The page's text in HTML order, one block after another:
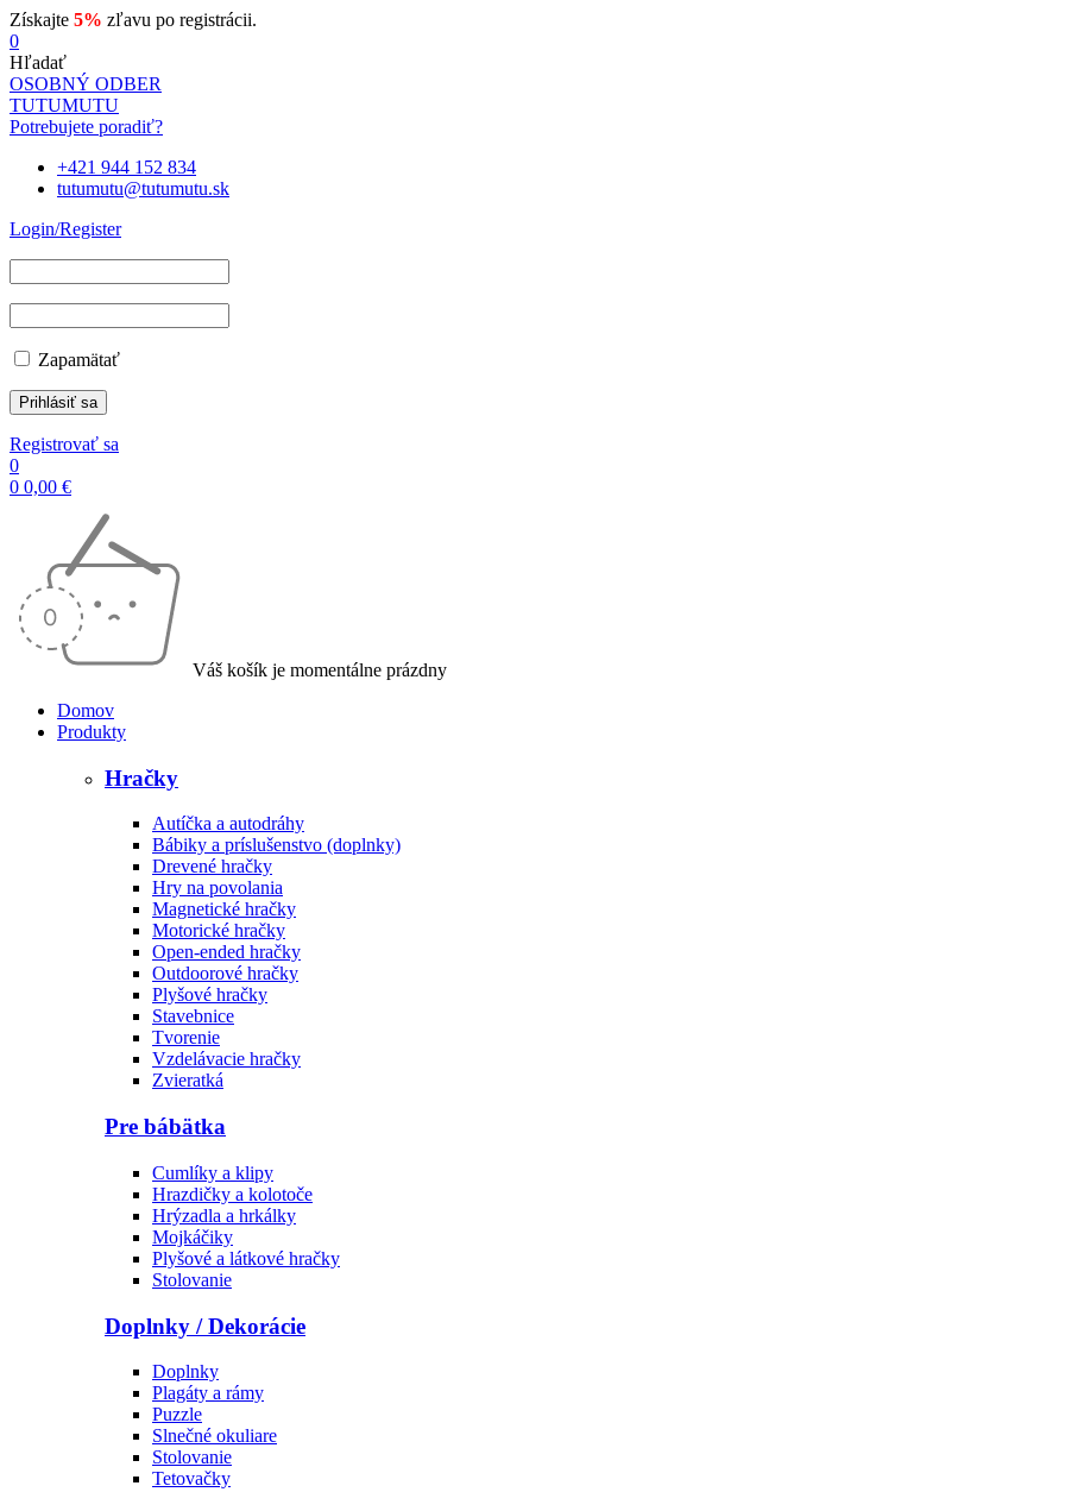
Získajte 5% zľavu po registrácii.
0
Hľadať
OSOBNÝ ODBER
TUTUMUTU
Potrebujete poradiť?
+421 944 152 834
tutumutu@tutumutu.sk
Login/Register
Zapamätať
Registrovať sa
0
0 0,00 €
Váš košík je momentálne prázdny
Domov
Produkty
Hračky
Autíčka a autodráhy
Bábiky a príslušenstvo (doplnky)
Drevené hračky
Hry na povolania
Magnetické hračky
Motorické hračky
Open-ended hračky
Outdoorové hračky
Plyšové hračky
Stavebnice
Tvorenie
Vzdelávacie hračky
Zvieratká
Pre bábätka
Cumlíky a klipy
Hrazdičky a kolotoče
Hrýzadla a hrkálky
Mojkáčiky
Plyšové a látkové hračky
Stolovanie
Doplnky / Dekorácie
Doplnky
Plagáty a rámy
Puzzle
Slnečné okuliare
Stolovanie
Tetovačky